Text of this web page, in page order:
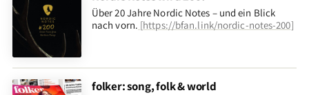
Über 20 Jahre Nordic Notes – und ein Blick
nach vorn. [https://bfan.link/nordic-notes-200]
folker: song, folk & world